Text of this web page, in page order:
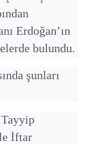
Erdoğan’ın
bulundu.
şunları
Tayyip
İftar